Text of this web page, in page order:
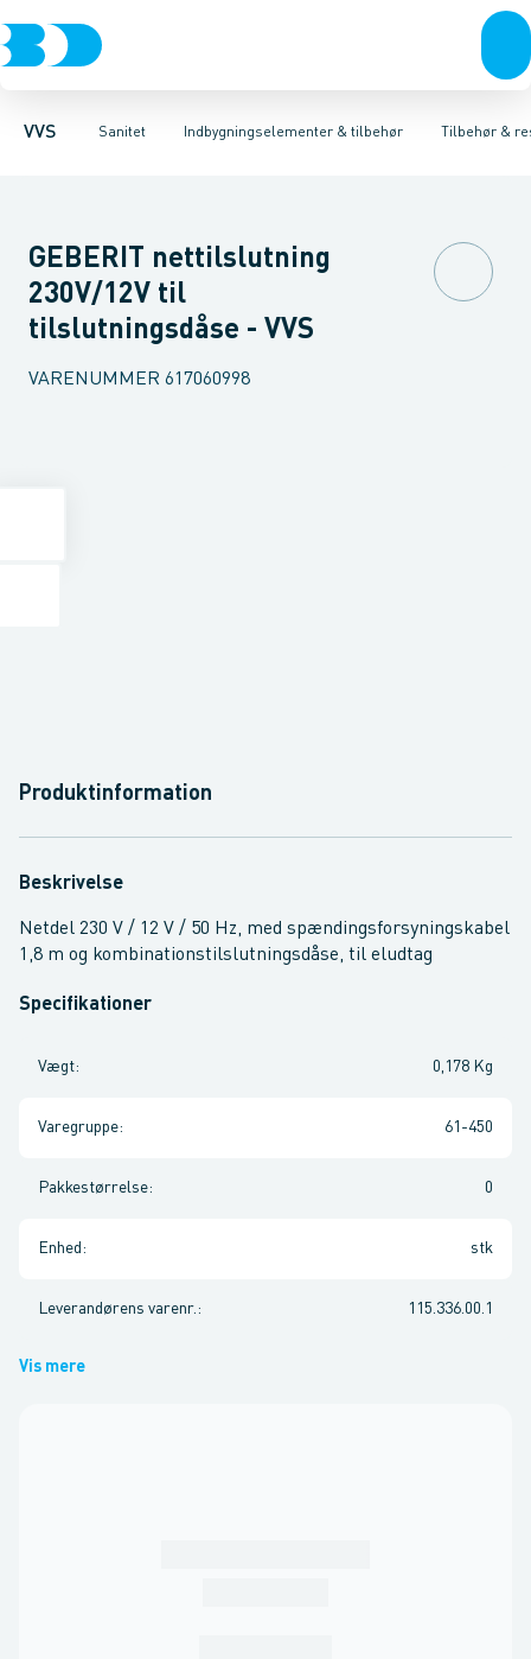
VVS Sanitet
Rør & fittingsPressfittings & rørKuglehaner & ventilerAfløb
Indbygningselementer & tilbehør
Toiletter, sæder og cisternerVaskeArmaturerBrusereTilbehør &
Høje Indbygnings elementerLave Indbygnings elementer
GEBERIT nettilslutning
230V/12V til
tilslutningsdåse - VVS
VARENUMMER 617060998
Produktinformation
Beskrivelse
Netdel 230 V / 12 V / 50 Hz, med spændingsforsyningskabel
1,8 m og kombinationstilslutningsdåse, til eludtag
Specifikationer
Vægt: 0,178 Kg
Varegruppe: 61-450
Pakkestørrelse: 0
Enhed : stk
Leverandørens varenr. : 115.336.00.1
Vis mere